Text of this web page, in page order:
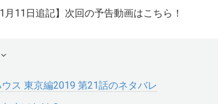
月11日追記】次回の予告動画はこちら！
ス 東京編2019 第21話のネタバレ